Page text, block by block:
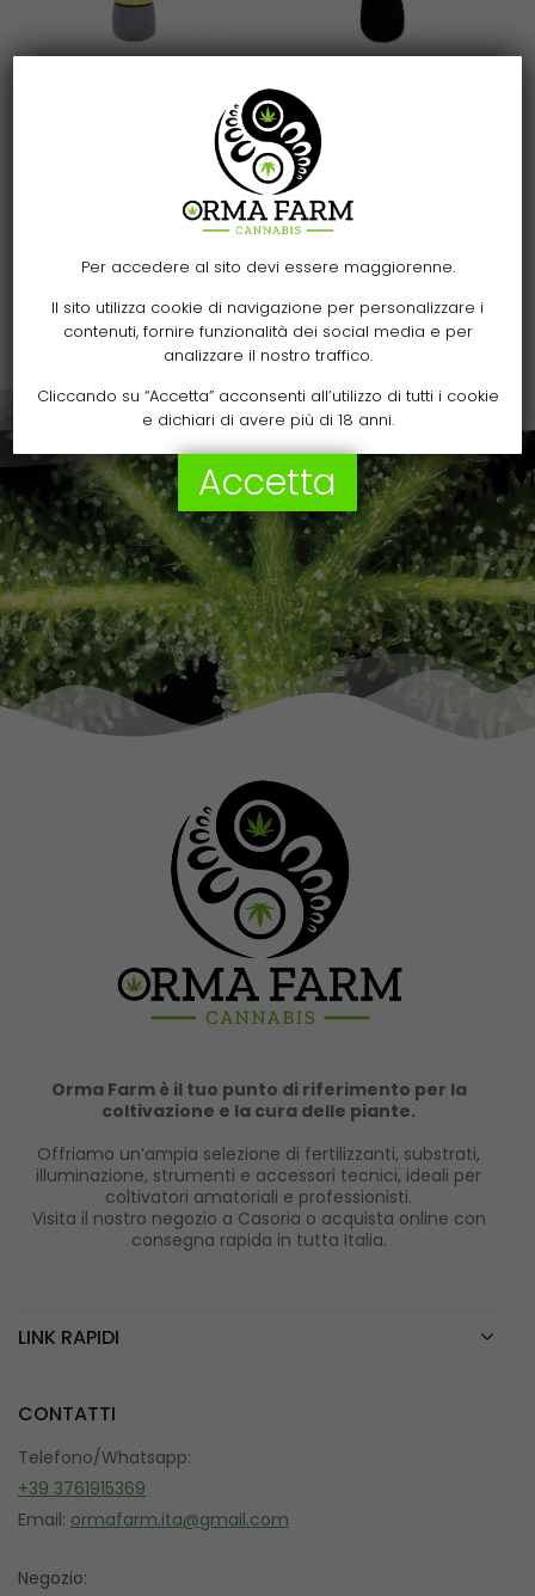
Sprunki Peluche – Fun
Aggiungi al carrello
Sprunki Peluche –
Orma Farm è il tuo punto di riferimento per la
coltivazione e la cura delle piante.
Offriamo un’ampia selezione di fertilizzanti, substrati,
illuminazione, strumenti e accessori tecnici, ideali per
coltivatori amatoriali e professionisti.
Visita il nostro negozio a Casoria o acquista online con
consegna rapida in tutta Italia.
LINK RAPIDI
CONTATTI
Telefono/Whatsapp:
+39 3761915369
Email: ormafarm.ita@gmail.com
Negozio:
Per accedere al sito devi essere maggiorenne.
Il sito utilizza cookie di navigazione per personalizzare i
contenuti, fornire funzionalità dei social media e per
analizzare il nostro traffico.
Cliccando su “Accetta” acconsenti all’utilizzo di tutti i cookie
e dichiari di avere più di 18 anni.
Accetta